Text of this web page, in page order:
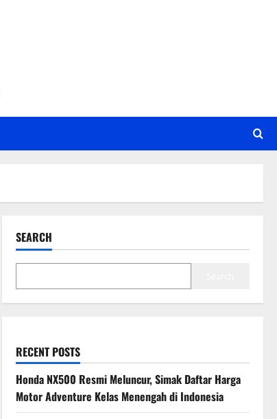
SEARCH
RECENT POSTS
Honda NX500 Resmi Meluncur, Simak Daftar Harga
Motor Adventure Kelas Menengah di Indonesia